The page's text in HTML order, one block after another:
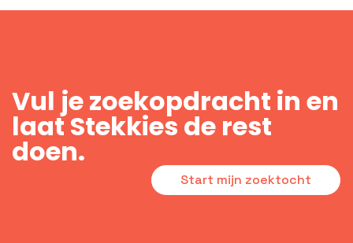
Vul je zoekopdracht in en
laat Stekkies de rest
doen.
Start mijn zoektocht